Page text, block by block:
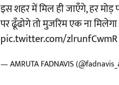
इस शहर में मिल ही जाएँगे, हर मोड़
पर ढूँढोगे तो मुजरिम एक ना
pic.twitter.com/zlrunfCwmR
— AMRUTA FADNAVIS